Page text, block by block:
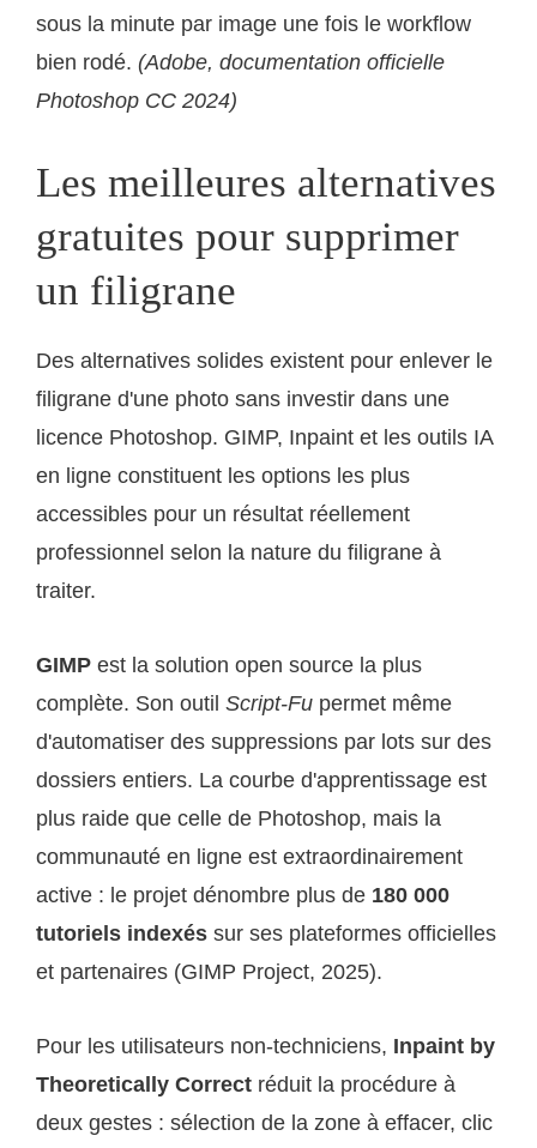
sous la minute par image une fois le workflow
bien rodé. (Adobe, documentation officielle
Photoshop CC 2024)
Les meilleures alternatives
gratuites pour supprimer
un filigrane
Des alternatives solides existent pour enlever le
filigrane d'une photo sans investir dans une
licence Photoshop. GIMP, Inpaint et les outils IA
en ligne constituent les options les plus
accessibles pour un résultat réellement
professionnel selon la nature du filigrane à
traiter.
GIMP est la solution open source la plus
complète. Son outil Script-Fu permet même
d'automatiser des suppressions par lots sur des
dossiers entiers. La courbe d'apprentissage est
plus raide que celle de Photoshop, mais la
communauté en ligne est extraordinairement
active : le projet dénombre plus de 180 000
tutoriels indexés sur ses plateformes officielles
et partenaires (GIMP Project, 2025).
Pour les utilisateurs non-techniciens, Inpaint by
Theoretically Correct réduit la procédure à
deux gestes : sélection de la zone à effacer, clic